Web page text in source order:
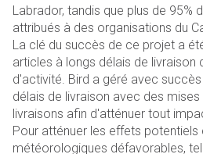
Labrador, tandis que plus de 95%
attribués à des organisations du
La clé du succès de ce projet a
articles à longs délais de livraison
d'activité. Bird a géré avec
délais de livraison avec des
livraisons afin d'atténuer tout
Pour atténuer les effets potentiels
météorologiques défavorables,